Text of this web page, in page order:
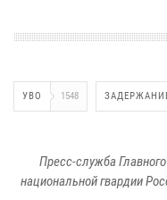
УВО 1548
Пресс-служба
национальной гвардии